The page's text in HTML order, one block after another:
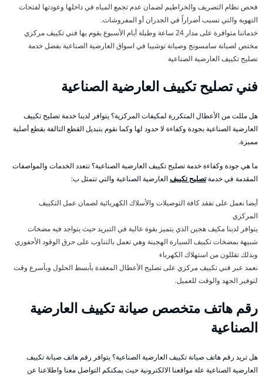
فحص نظام التصريف والخراطيم لضمان عدم تجمع المياه في داخلها وعودتها لفتحات
التهوية والتي تسبب أضراراً في الجدران أو المفروشات.
خدماتنا متوافرة على مدار 24 ساعة وطيلة أيام الأسبوع يقوم بها فني تكييف مركزي
مختص لصيانة سامسونج وصيانة توشيبا في اسواق العارضية الصناعية بفضل خدمة
تصليح تكييف العارضية الصناعية
فني تصليح تكييف العارضية الصناعية
هل مللت من الأعطال المتكررة لمكيفات المركزية؟ يتوافر لدينا خدمة تصليح تكييف
العارضية الصناعية بجودة وكفاءة لا حدود لها وكما نقوم بتبديل القطع التالفة بقطع أصلية
مميزة.
ما هي جودة وكفاءة خدمة تصليح تكييف العارضية الصناعية؟ تتعدد الخدمات والمواصفات
المقدمة في خدمةتصليح تكييفالعارضية الصناعية والتي تتمثل ب:
أيضا نعمل على تفقد كافة التوصيلات والأسلاك الكهربائية لضمان عمل التكييف
المركزي
يتوافر لدينا مكيف هجين الذي يتميز بقوة عالية في التبريد حيث يتواجد فيه مضخات
شبيهة بمضخات تكييف السيارة الهجينة وهي تعمل بالتناوب على حرق الوقود الأحفوري
وبذلك تقللون من استهلاك الكهرباء
نعمد عبر فني تكييف مركزي على تصليح الأعطال المعقدة بأبسط الحلول وبأسرع وقت
لتوفير الجهد والوقت للعميل.
رقم هاتف متخصص صيانة تكييف العارضية
الصناعية
هل تريد رقم هاتف صيانة تكييف العارضية الصناعية؟ يتوافر رقم هاتف صيانة تكييف
العارضية الصناعية علة مواقعنا الالكترونية حيث يمكنكم التواصل معنا واطلاعنا عن